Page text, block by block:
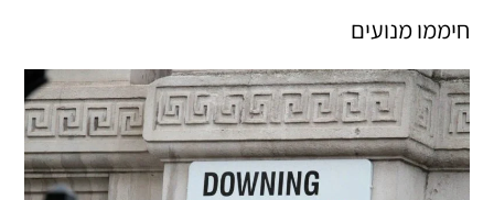
חיממו מנועים